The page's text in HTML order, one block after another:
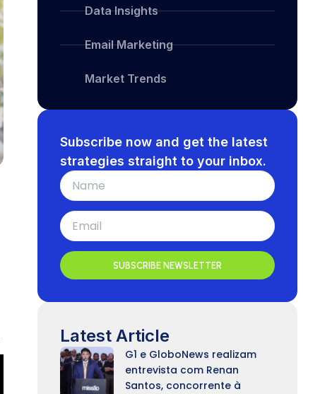
Data Insights
Email Marketing
Market Trends
Subscribe now and get the latest
strategies straight to your inbox.
SUBSCRIBE NEWSLETTER
Latest Article
G1 e GloboNews realizam
entrevista com Renan
Santos, concorrente à